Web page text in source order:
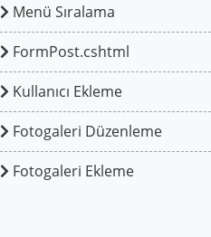
Menü Sıralama
FormPost.cshtml
Kullanıcı Ekleme
Fotogaleri Düzenleme
Fotogaleri Ekleme